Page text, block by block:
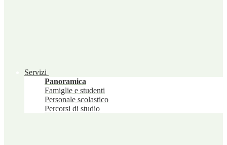
Servizi
Panoramica
Famiglie e studenti
Personale scolastico
Percorsi di studio